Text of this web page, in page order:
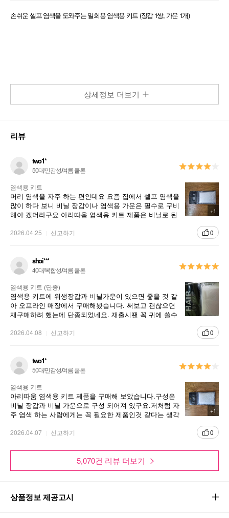
손쉬운 셀프 염색을 도와주는 일회용 염색용 키트 (장갑 1쌍, 가운 1개)
상세정보 더보기
리뷰
two1*
50대/민감성/여름 쿨톤
+1
염색용 키트
머리 염색을 자주 하는 편인데요 요즘 집에서 셀프 염색을
많이 하다 보니 비닐 장갑이나 염색용 가운은 필수로 구비
해야 겠더라구요 아리따움 염색용 키트 제품은 비닐로 된
나 피부에 묻지 않아서 좋은것 같습니다.
2026.04.25 신고하기 0
shoi***
40대/복합성/여름 쿨톤
염색용 키트 (단종)
염색용 키트에 위생장갑과 비닐가운이 있으면 좋을 것 같
아 오프라인 매장에서 구매해봤습니다. 써보고 괜찮으면
재구매하려 했는데 단종되었네요. 재출시땐 꼭 귀에 쓸수
2026.04.08 신고하기 0
two1*
50대/민감성/여름 쿨톤
+1
염색용 키트
아리따움 염색용 키트 제품을 구매해 보았습니다.구성은
비닐 장갑과 비닐 가운으로 구성 되어져 있구요.저처럼 자
주 염색 하는 사람에게는 꼭 필요한 제품인것 같다는 생각
드리고 싶어요.구비해 두면 깔끔하게 셀프 염색 할수 있어
2026.04.07 신고하기 0
5,070건 리뷰 더보기
상품정보 제공고시